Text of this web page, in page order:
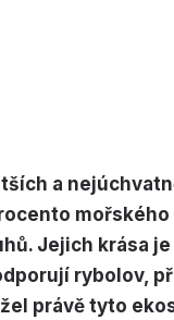
a
Jejich krása
rybolov,
právě tyto